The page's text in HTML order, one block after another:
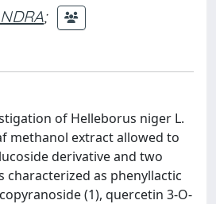
;
of Helleborus niger L.
methanol extract allowed to
derivative and two
characterized as phenyllactic
(1), quercetin 3-O-